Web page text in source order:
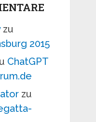
zu
2015
ChatGPT
zu